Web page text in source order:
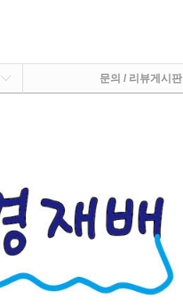
문의 / 리뷰게시판